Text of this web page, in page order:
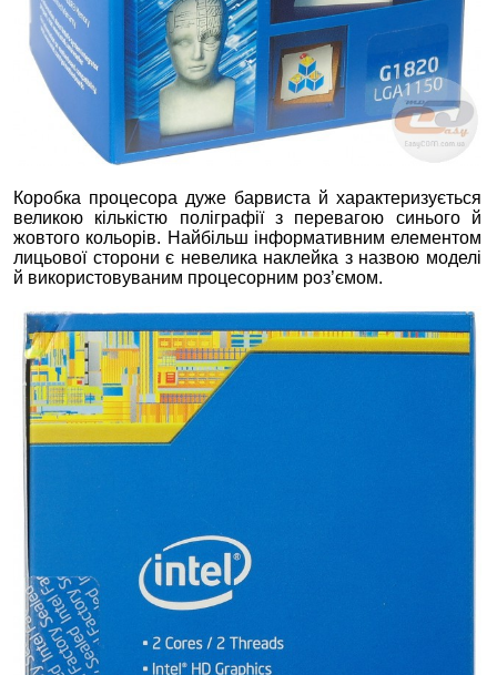
Коробка процесора дуже барвиста й характеризується
великою кількістю поліграфії з перевагою синього й
жовтого кольорів. Найбільш інформативним елементом
лицьової сторони є невелика наклейка з назвою моделі
й використовуваним процесорним роз’ємом.